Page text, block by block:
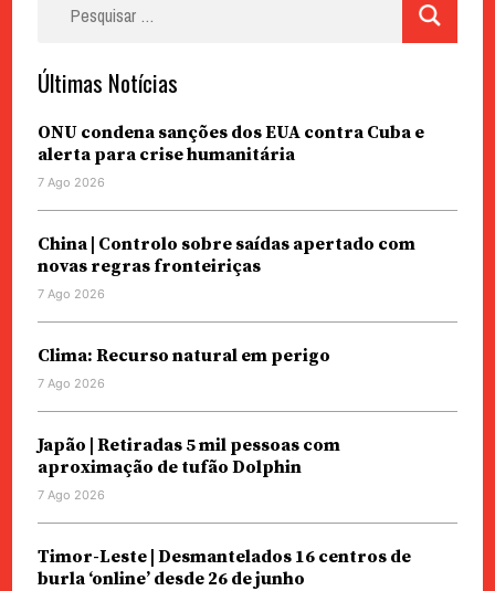
Últimas Notícias
ONU condena sanções dos EUA contra Cuba e
alerta para crise humanitária
7 Ago 2026
China | Controlo sobre saídas apertado com
novas regras fronteiriças
7 Ago 2026
Clima: Recurso natural em perigo
7 Ago 2026
Japão | Retiradas 5 mil pessoas com
aproximação de tufão Dolphin
7 Ago 2026
Timor-Leste | Desmantelados 16 centros de
burla ‘online’ desde 26 de junho